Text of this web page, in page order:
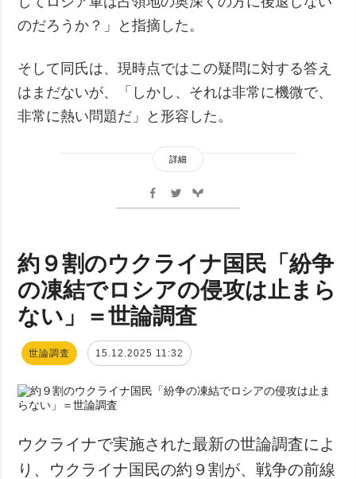
のだろうか？」と指摘した。
そして同氏は、現時点ではこの疑問に対する答え
はまだないが、「しかし、それは非常に機微で、
非常に熱い問題だ」と形容した。
詳細
約９割のウクライナ国民「紛争
の凍結でロシアの侵攻は止まら
ない」＝世論調査
世論調査 15.12.2025 11:32
ウクライナで実施された最新の世論調査によ
り、ウクライナ国民の約９割が、戦争の前線